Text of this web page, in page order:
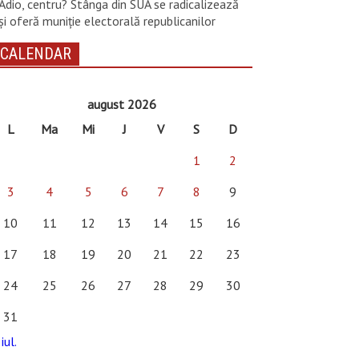
centru? Stânga din SUA se radicalizează
oferă muniție electorală republicanilor
CALENDAR
august 2026
L
Ma Mi J V S
D
1
2
3
4 5 6 7 8
9
10
11 12 13 14 15
16
17
18 19 20 21 22
23
24
25 26 27 28 29
30
31